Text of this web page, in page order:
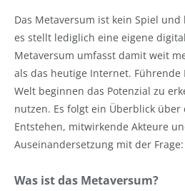
Das Metaversum ist kein Spiel
es stellt lediglich eine eigene
Metaversum umfasst damit weit
als das heutige Internet. Führende
Welt beginnen das Potenzial zu
nutzen. Es folgt ein Überblick über
Entstehen, mitwirkende Akteure
Auseinandersetzung mit der
Was ist das Metaversum?